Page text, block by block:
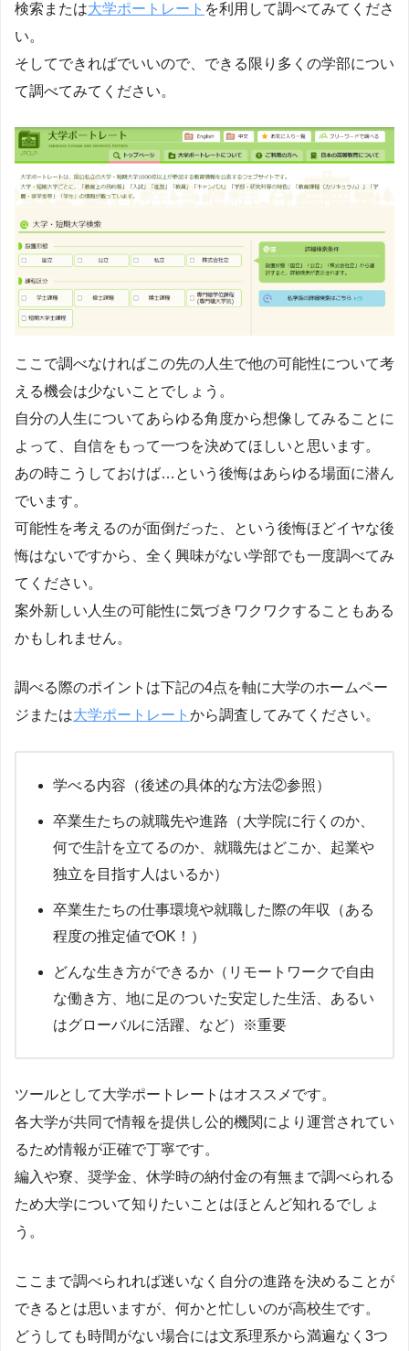
検索または大学ポートレート を利用して調べてみてくださ
い。
そしてできればでいいので、できる限り多くの学部につい
て調べてみてください。
ここで調べなければこの先の人生で他の可能性について考
える機会は少ないことでしょう。
自分の人生についてあらゆる角度から想像してみることに
よって、自信をもって一つを決めてほしいと思います。
あの時こうしておけば…という後悔はあらゆる場面に潜ん
でいます。
可能性を考えるのが面倒だった、という後悔ほどイヤな後
悔はないですから、全く興味がない学部でも一度調べてみ
てください。
案外新しい人生の可能性に気づきワクワクすることもある
かもしれません。
調べる際のポイントは下記の4点を軸に大学のホームペー
ジまたは大学ポートレート から調査してみてください。
学べる内容（後述の具体的な方法②参照）
卒業生たちの就職先や進路（大学院に行くのか、
何で生計を立てるのか、就職先はどこか、起業や
独立を目指す人はいるか）
卒業生たちの仕事環境や就職した際の年収（ある
程度の推定値でOK！）
どんな生き方ができるか（リモートワークで自由
な働き方、地に足のついた安定した生活、あるい
はグローバルに活躍、など）※重要
ツールとして大学ポートレートはオススメです。
各大学が共同で情報を提供し公的機関により運営されてい
るため情報が正確で丁寧です。
編入や寮、奨学金、休学時の納付金の有無まで調べられる
ため大学について知りたいことはほとんど知れるでしょ
う。
ここまで調べられれば迷いなく自分の進路を決めることが
できるとは思いますが、何かと忙しいのが高校生です。
どうしても時間がない場合には文系理系から満遍なく3つ